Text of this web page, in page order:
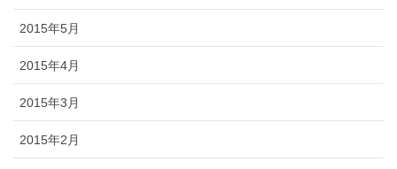
2015年5月
2015年4月
2015年3月
2015年2月